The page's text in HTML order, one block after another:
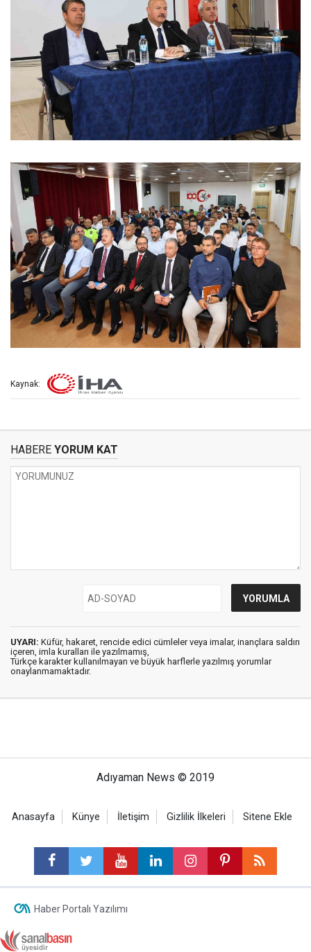
Kaynak:
HABERE YORUM KAT
UYARI: Küfür, hakaret, rencide edici cümleler veya imalar, inançlara saldırı
içeren, imla kuralları ile yazılmamış,
Türkçe karakter kullanılmayan ve büyük harflerle yazılmış yorumlar
onaylanmamaktadır.
Adıyaman News © 2019
Anasayfa Künye İletişim Gizlilik İlkeleri Sitene Ekle
Haber Portalı Yazılımı